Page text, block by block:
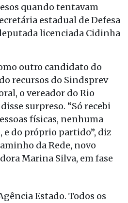
quando tentavam
estadual de Defesa
licenciada Cidinha
outro candidato do
recursos do Sindsprev
o vereador do Rio
surpreso. “Só recebi
físicas, nenhuma
e do próprio partido”, diz
da Rede, novo
Marina Silva, em fase
Estado. Todos os